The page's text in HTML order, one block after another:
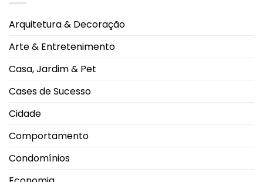
durante
os
mais
quentes
cinemas
e
movimento
nas
de
exibição
Arquitetura & Decoração
Arte & Entretenimento
Casa, Jardim & Pet
Cases de Sucesso
Cidade
Comportamento
Condomínios